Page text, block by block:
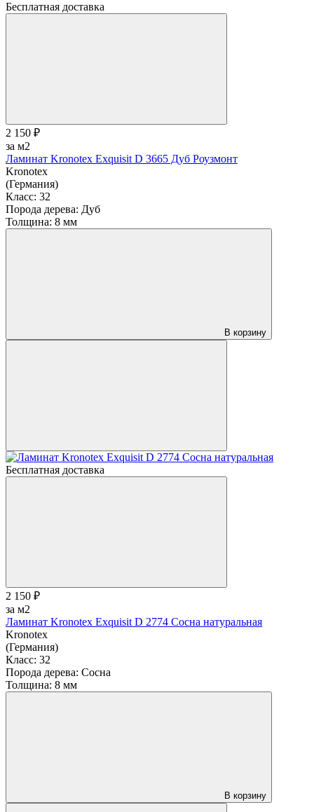
Бесплатная доставка
2 150 ₽
за м2
Ламинат Kronotex Exquisit D 3665 Дуб Роузмонт
Kronotex
(Германия)
Класс: 32
Порода дерева: Дуб
Толщина: 8 мм
В корзину
Бесплатная доставка
2 150 ₽
за м2
Ламинат Kronotex Exquisit D 2774 Сосна натуральная
Kronotex
(Германия)
Класс: 32
Порода дерева: Сосна
Толщина: 8 мм
В корзину